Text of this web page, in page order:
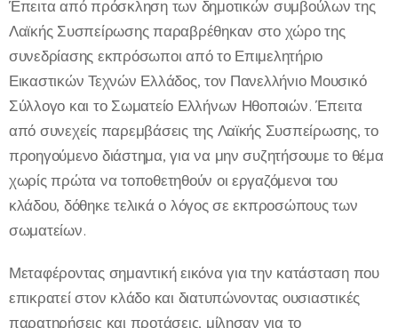
Έπειτα από πρόσκληση των δημοτικών συμβούλων της
Λαϊκής Συσπείρωσης παραβρέθηκαν στο χώρο της
συνεδρίασης εκπρόσωποι από το Επιμελητήριο
Εικαστικών Τεχνών Ελλάδος, τον Πανελλήνιο Μουσικό
Σύλλογο και το Σωματείο Ελλήνων Ηθοποιών. Έπειτα
από συνεχείς παρεμβάσεις της Λαϊκής Συσπείρωσης, το
προηγούμενο διάστημα, για να μην συζητήσουμε το θέμα
χωρίς πρώτα να τοποθετηθούν οι εργαζόμενοι του
κλάδου, δόθηκε τελικά ο λόγος σε εκπροσώπους των
σωματείων.
Μεταφέροντας σημαντική εικόνα για την κατάσταση που
επικρατεί στον κλάδο και διατυπώνοντας ουσιαστικές
παρατηρήσεις και προτάσεις, μίλησαν για το